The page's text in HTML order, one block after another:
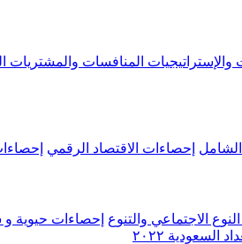
والإستراتيجيات المنافسات والمشتريات
إحصاءات الاقتصاد الرقمي
الاجتماعي والتنوع إحصاءات حيوية و
السعودية ٢٠٢٢